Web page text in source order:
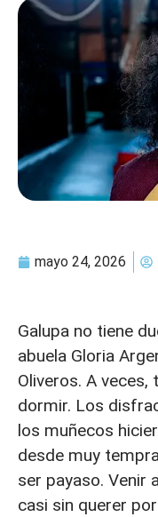
mayo 24, 2026
Galupa no tiene
abuela Gloria
Oliveros. A veces,
dormir. Los
los muñecos
desde muy
ser payaso. Venir
casi sin querer